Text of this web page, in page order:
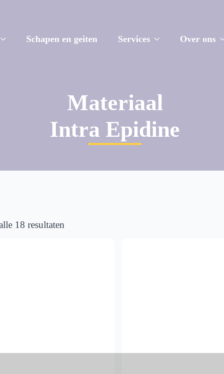
Schapen en geiten Services Over ons
Materiaal
Intra Epidine
18 resultaten